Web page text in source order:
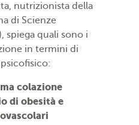
nutrizionista della
di Scienze
spiega quali sono i
in termini di
colazione
di obesità e